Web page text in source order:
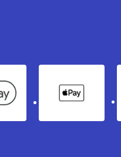
American
Apple Pay